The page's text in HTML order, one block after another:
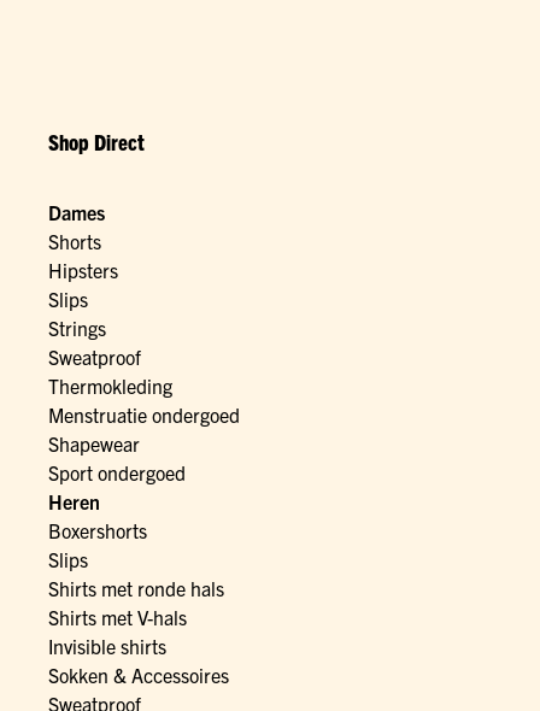
Shop Direct
Dames
Shorts
Hipsters
Slips
Strings
Sweatproof
Thermokleding
Menstruatie ondergoed
Shapewear
Sport ondergoed
Heren
Boxershorts
Slips
Shirts met ronde hals
Shirts met V-hals
Invisible shirts
Sokken & Accessoires
Sweatproof